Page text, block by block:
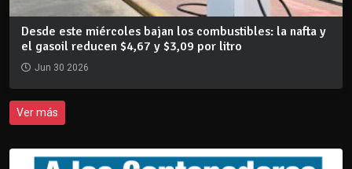
Desde este miércoles bajan los combustibles: la nafta y
el gasoil reducen $4,67 y $3,09 por litro
Jun 30 2026
Ver más